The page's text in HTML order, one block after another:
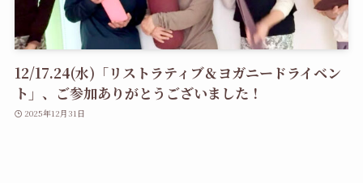
12/17.24(水)「リストラティブ＆ヨガニードライベン
ト」、ご参加ありがとうございました！
2025年12月31日